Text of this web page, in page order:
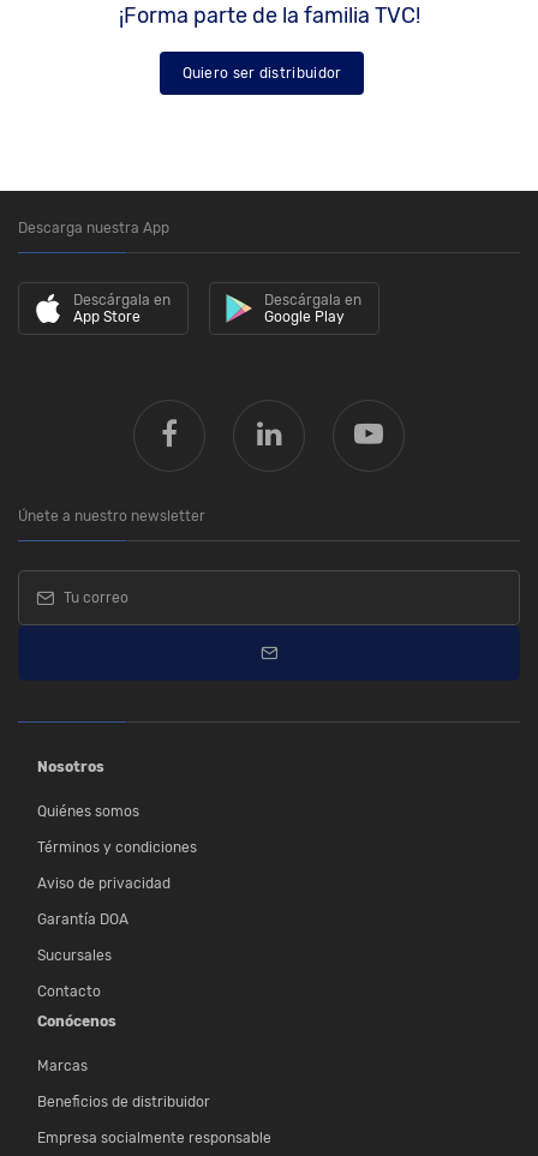
¡Forma parte de la familia TVC!
Quiero ser distribuidor
Descarga nuestra App
Descárgala en
App Store
Descárgala en
Google Play
Únete a nuestro newsletter
Nosotros
Quiénes somos
Términos y condiciones
Aviso de privacidad
Garantía DOA
Sucursales
Contacto
Conócenos
Marcas
Beneficios de distribuidor
Empresa socialmente responsable